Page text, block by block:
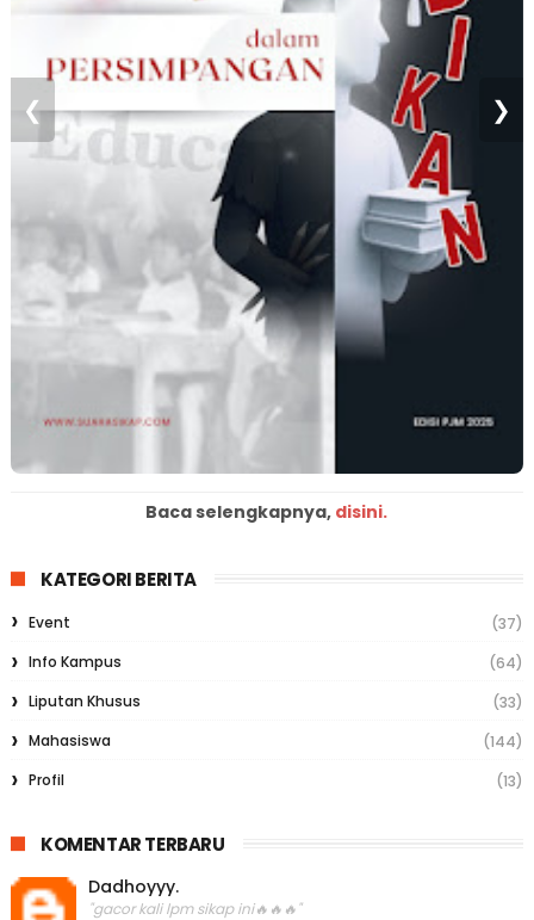
❮ ❯
Baca selengkapnya, disini.
KATEGORI BERITA
Event
(37)
Info Kampus
(64)
Liputan Khusus
(33)
Mahasiswa
(144)
Profil
(13)
KOMENTAR TERBARU
Dadhoyyy.
"gacor kali lpm sikap ini🔥🔥🔥"